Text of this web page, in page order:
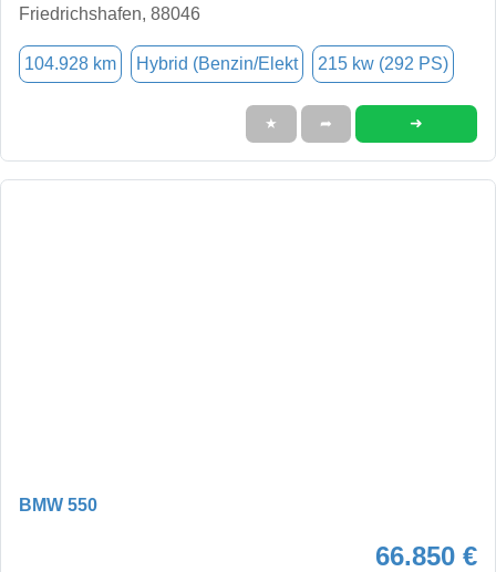
Friedrichshafen, 88046
104.928 km Hybrid (Benzin/Elekt 215 kw (292 PS)
★ ➦ ➜
BMW 550
66.850 €